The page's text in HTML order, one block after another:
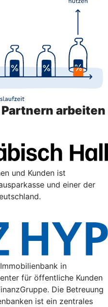
arbeiten
und Kunden ist
und einer der
in
für öffentliche Kunden
Die Betreuung
ist ein zentrales